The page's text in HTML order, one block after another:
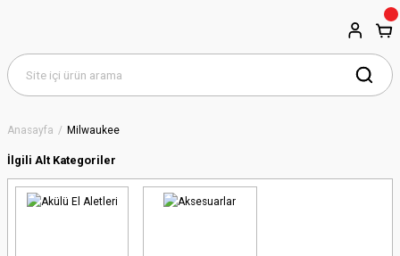
Anasayfa Milwaukee
İlgili Alt Kategoriler